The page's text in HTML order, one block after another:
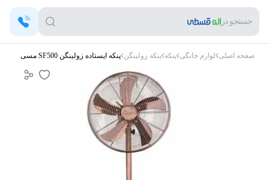
جستجو در
صفحه اصلی لوازم خانگی پنکه پنکه زولینگن پنکه ایستاده زولینگن SF500 مسی